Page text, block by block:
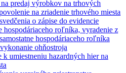
predaj výrobkov na trhových
na zriadenie trhového miesta
o zápise do evidencie
hospodáriaceho roľníka, vyradenie z
hospodáriaceho roľníka
ohňostroja
k umiestneniu hazardných hier na